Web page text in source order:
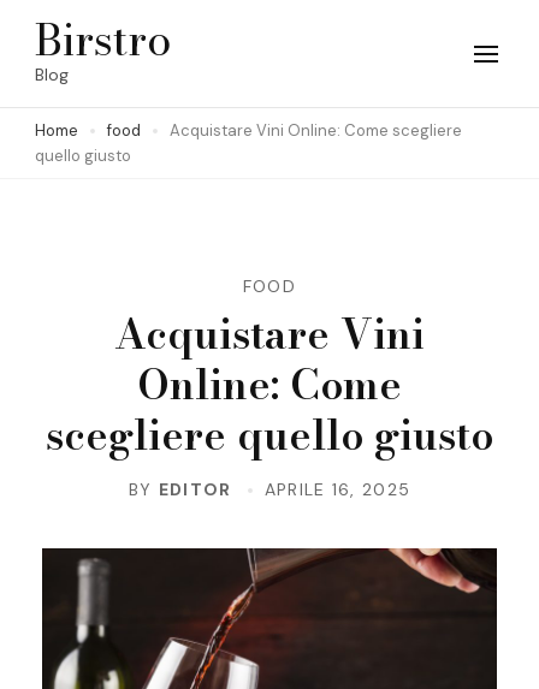
Skip
(Press
Birstro
Blog
Home food
Acquistare Vini Online: Come scegliere
quello giusto
FOOD
Acquistare Vini
Online: Come
scegliere quello giusto
BY EDITOR APRILE 16, 2025